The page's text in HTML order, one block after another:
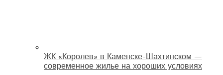
ЖК «Королев» в Каменске-Шахтинском —
современное жилье на хороших условиях